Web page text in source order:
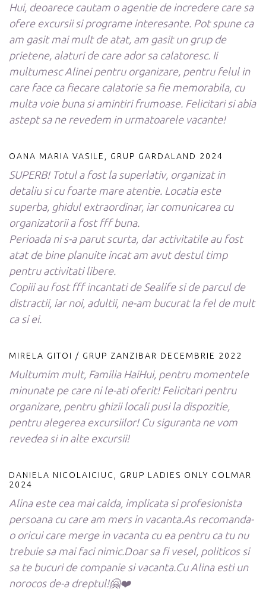
Hui, deoarece cautam o agentie de incredere care sa
ofere excursii si programe interesante. Pot spune ca
am gasit mai mult de atat, am gasit un grup de
prietene, alaturi de care ador sa calatoresc. Ii
multumesc Alinei pentru organizare, pentru felul in
care face ca fiecare calatorie sa fie memorabila, cu
multa voie buna si amintiri frumoase. Felicitari si abia
astept sa ne revedem in urmatoarele vacante!
OANA MARIA VASILE, GRUP GARDALAND 2024
SUPERB! Totul a fost la superlativ, organizat in
detaliu si cu foarte mare atentie. Locatia este
superba, ghidul extraordinar, iar comunicarea cu
organizatorii a fost fff buna.
Perioada ni s-a parut scurta, dar activitatile au fost
atat de bine planuite incat am avut destul timp
pentru activitati libere.
Copiii au fost fff incantati de Sealife si de parcul de
distractii, iar noi, adultii, ne-am bucurat la fel de mult
ca si ei.
MIRELA GITOI / GRUP ZANZIBAR DECEMBRIE 2022
Multumim mult, Familia HaiHui, pentru momentele
minunate pe care ni le-ati oferit! Felicitari pentru
organizare, pentru ghizii locali pusi la dispozitie,
pentru alegerea excursiilor! Cu siguranta ne vom
revedea si in alte excursii!
DANIELA NICOLAICIUC, GRUP LADIES ONLY COLMAR
2024
Alina este cea mai calda, implicata si profesionista
persoana cu care am mers in vacanta.As recomanda-
o oricui care merge in vacanta cu ea pentru ca tu nu
trebuie sa mai faci nimic.Doar sa fi vesel, politicos si
sa te bucuri de companie si vacanta.Cu Alina esti un
norocos de-a dreptul!🤗❤️